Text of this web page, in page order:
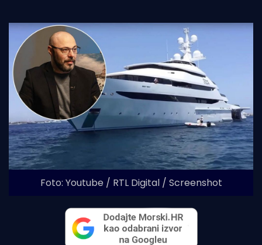
Foto: Youtube / RTL Digital / Screenshot